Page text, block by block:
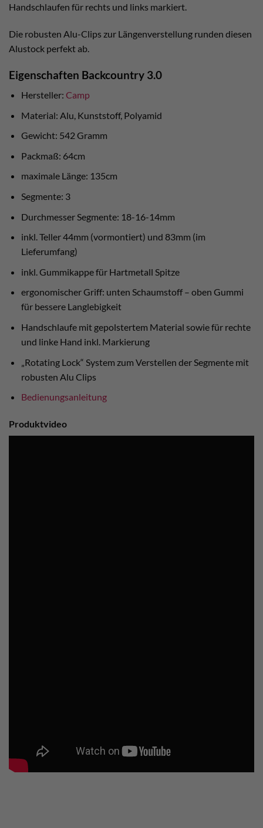
Handschlaufen für rechts und links markiert.
Die robusten Alu-Clips zur Längenverstellung runden diesen
Alustock perfekt ab.
Eigenschaften Backcountry 3.0
Hersteller: Camp
Material: Alu, Kunststoff, Polyamid
Gewicht: 542 Gramm
Packmaß: 64cm
maximale Länge: 135cm
Segmente: 3
Durchmesser Segmente: 18-16-14mm
inkl. Teller 44mm (vormontiert) und 83mm (im
Lieferumfang)
inkl. Gummikappe für Hartmetall Spitze
ergonomischer Griff: unten Schaumstoff – oben Gummi
für bessere Langlebigkeit
Handschlaufe mit gepolstertem Material sowie für rechte
und linke Hand inkl. Markierung
„Rotating Lock“ System zum Verstellen der Segmente mit
robusten Alu Clips
Bedienungsanleitung
Produktvideo